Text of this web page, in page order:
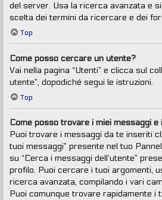
del server. Usa la ricerca avanzata e
scelta dei termini da ricercare e dei
Top
Come posso cercare un utente?
Vai nella pagina “Utenti” e clicca sul
utente”, dopodiché segui le istruzioni.
Top
Come posso trovare i miei messaggi e
Puoi trovare i messaggi da te inseriti
tuoi messaggi” presente nel tuo
su “Cerca i messaggi dell’utente”
profilo. Puoi cercare i tuoi argomenti,
ricerca avanzata, compilando i vari
Puoi comunque trovare rapidamente i